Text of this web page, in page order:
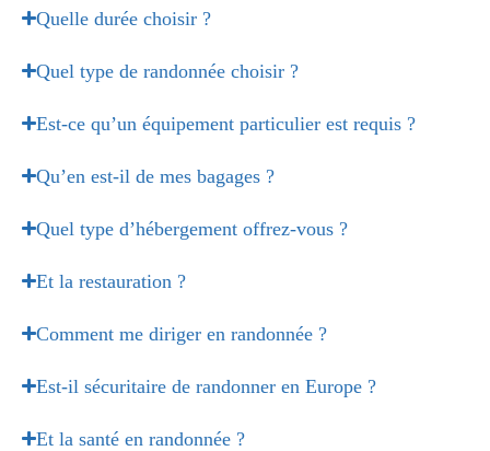
Quelle durée choisir ?
Quel type de randonnée choisir ?
Est-ce qu’un équipement particulier est requis ?
Qu’en est-il de mes bagages ?
Quel type d’hébergement offrez-vous ?
Et la restauration ?
Comment me diriger en randonnée ?
Est-il sécuritaire de randonner en Europe ?
Et la santé en randonnée ?